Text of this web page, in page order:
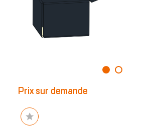
Prix sur demande